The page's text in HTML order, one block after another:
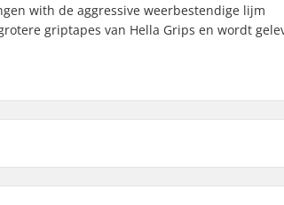
with de aggressive weerbestendige lijm
griptapes van Hella Grips en wordt
61cm (24")